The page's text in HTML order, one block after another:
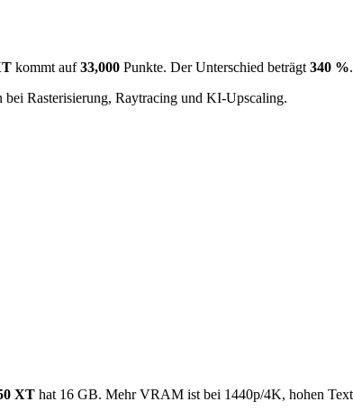
kommt auf33,000 Punkte. Der Unterschied beträgt 340 %.
Rasterisierung, Raytracing und KI-Upscaling.
XT hat 16 GB. Mehr VRAM ist bei 1440p/4K, hohen